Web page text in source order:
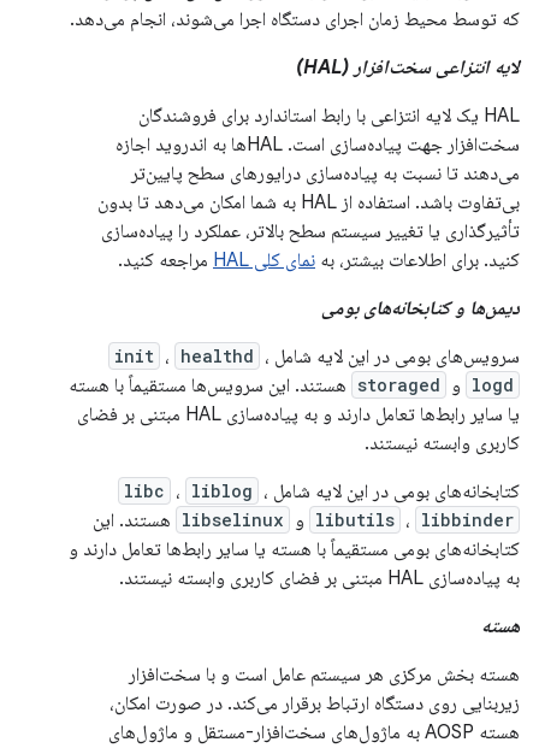
که توسط محیط زمان اجرای دستگاه اجرا می‌شوند، انجام می‌دهد.
لایه انتزاعی سخت‌افزار (HAL)
HAL یک لایه انتزاعی با رابط استاندارد برای فروشندگان
سخت‌افزار جهت پیاده‌سازی است. HALها به اندروید اجازه
می‌دهند تا نسبت به پیاده‌سازی درایورهای سطح پایین‌تر
بی‌تفاوت باشد. استفاده از HAL به شما امکان می‌دهد تا بدون
تأثیرگذاری یا تغییر سیستم سطح بالاتر، عملکرد را پیاده‌سازی
کنید. برای اطلاعات بیشتر، به نمای کلی HAL
مراجعه کنید.
دیمن‌ها و کتابخانه‌های بومی
سرویس‌های بومی در این لایه شامل
init ، healthd ،
logd و storaged هستند. این سرویس‌ها مستقیماً با هسته
یا سایر رابط‌ها تعامل دارند و به پیاده‌سازی HAL مبتنی بر فضای
کاربری وابسته نیستند.
کتابخانه‌های بومی در این لایه شامل
libc ، liblog ،
libutils ، libbinder و libselinux هستند. این
کتابخانه‌های بومی مستقیماً با هسته یا سایر رابط‌ها تعامل دارند و
به پیاده‌سازی HAL مبتنی بر فضای کاربری وابسته نیستند.
هسته
هسته بخش مرکزی هر سیستم عامل است و با سخت‌افزار
زیربنایی روی دستگاه ارتباط برقرار می‌کند. در صورت امکان،
هسته AOSP به ماژول‌های سخت‌افزار-مستقل و ماژول‌های